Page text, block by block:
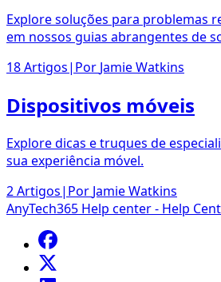
Explore soluções para problemas
em nossos guias abrangentes de
18 Artigos| Por Jamie Watkins
Dispositivos móveis
Explore dicas e truques de
sua experiência móvel.
2 Artigos| Por Jamie Watkins
AnyTech365 Help center - Help